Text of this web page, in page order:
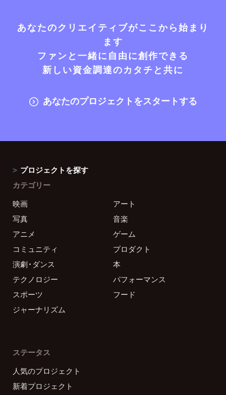
あなたのクリエイティブがここから始まり
ます
ファンと一緒に自由に創作できる
新しい資金調達のカタチと共に
あなたのプロジェクトをスタートする
プロジェクトを探す
カテゴリー
映画
アート
写真
音楽
アニメ
ゲーム
コミュニティ
プロダクト
演劇・ダンス
本
テクノロジー
パフォーマンス
スポーツ
フード
ジャーナリズム
ステータス
人気のプロジェクト
新着プロジェクト